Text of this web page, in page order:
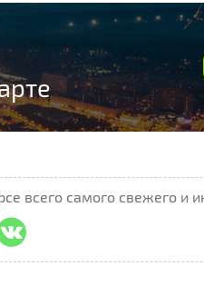
всего самого свежего и